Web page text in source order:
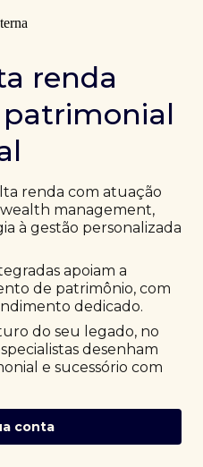
renda
renda com atuação
management,
à gestão personalizada
apoiam a
de patrimônio, com
dedicado.
do seu legado, no
desenham
e sucessório com
conta